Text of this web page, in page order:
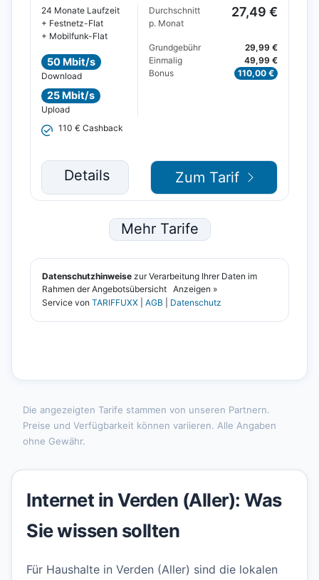
Die angezeigten Tarife stammen von unseren Partnern.
Preise und Verfügbarkeit können variieren. Alle Angaben
ohne Gewähr.
Internet in Verden (Aller): Was
Sie wissen sollten
Für Haushalte in Verden (Aller) sind die lokalen